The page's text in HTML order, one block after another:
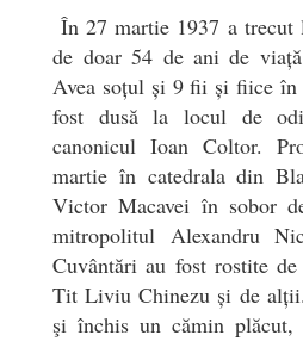
În 27 martie 1937 a trecut
de doar 54 de ani de
Avea soțul și 9 fii și fiice
fost dusă la locul de
canonicul Ioan Coltor.
martie în catedrala din
Victor Macavei în sobor
mitropolitul Alexandru
Cuvântări au fost rostite
Tit Liviu Chinezu și de
şi închis un cămin plăcut,